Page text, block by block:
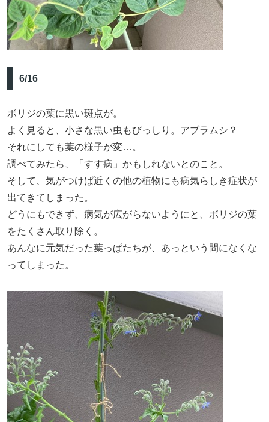
6/16
ボリジの葉に黒い斑点が。
よく見ると、小さな黒い虫もびっしり。アブラムシ？
それにしても葉の様子が変…。
調べてみたら、「すす病」かもしれないとのこと。
そして、気がつけば近くの他の植物にも病気らしき症状が
出てきてしまった。
どうにもできず、病気が広がらないようにと、ボリジの葉
をたくさん取り除く。
あんなに元気だった葉っぱたちが、あっという間になくな
ってしまった。